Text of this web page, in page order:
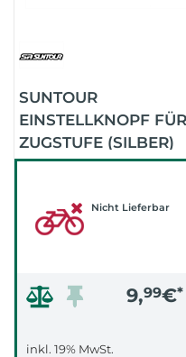
SUNTOUR
EINSTELLKNOPF FÜR
ZUGSTUFE (SILBER)
Nicht Lieferbar
9,99€*
inkl. 19% MwSt.